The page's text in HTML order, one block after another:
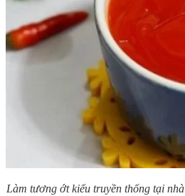
Làm tương ớt kiểu truyền thống tại